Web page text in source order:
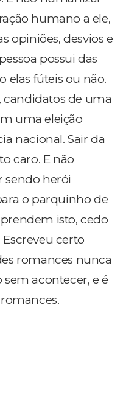
humano a ele,
opiniões, desvios e
possui das
elas fúteis ou não.
candidatos de uma
uma eleição
nacional. Sair da
caro. E não
sendo herói
o parquinho de
isto, cedo
certo
romances nunca
acontecer, e é